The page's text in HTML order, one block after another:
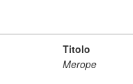
Titolo
Merope